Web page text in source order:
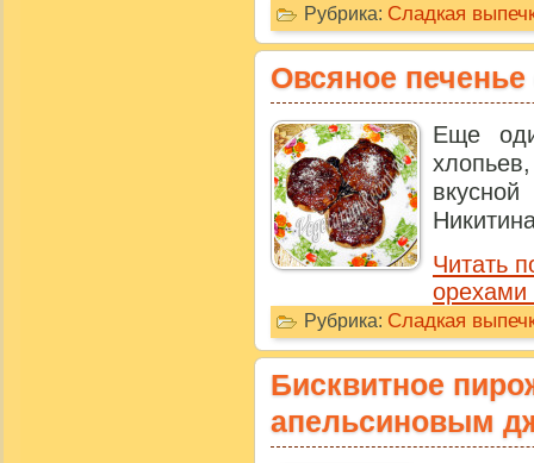
Рубрика: Сладкая
Овсяное печенье
Еще
Читать
орехами
Рубрика: Сладкая
Бисквитное
апельсиновым